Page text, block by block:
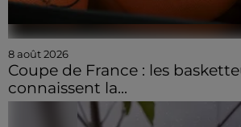
8 août 2026
Coupe de France : les
connaissent la...